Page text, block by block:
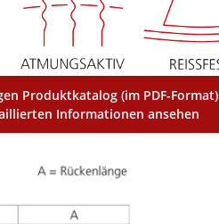
Produktkatalog (im PDF-Format)
Informationen ansehen